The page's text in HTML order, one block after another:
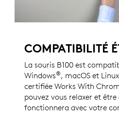
COMPATIBILITÉ
La souris B100 est
Windows®, macOS et Linux
certifiée Works With
pouvez vous relaxer et être
fonctionnera avec votre